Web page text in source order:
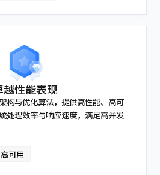
越性能表现
构与优化算法，提供高性能、高可
处理效率与响应速度，满足高并发
高可用